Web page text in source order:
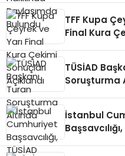
TFF Kupa
Final Kura
TÜSİAD
Soruşturma
İstanbul